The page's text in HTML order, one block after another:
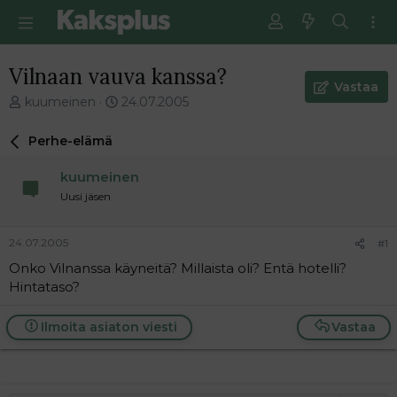
Vilnaan vauva kanssa?
V
e
i
t
u
n
l
o
i
kuumeinen
E
m
n
e
s
t
24.07.2005
Vastaa
Perhe-elämä
kuumeinen
Uusi jäsen
24.07.2005 #1
Onko Vilnanssa käyneitä? Millaista oli? Entä hotelli?
Hintataso?
Vastaa
Ilmoita asiaton viesti